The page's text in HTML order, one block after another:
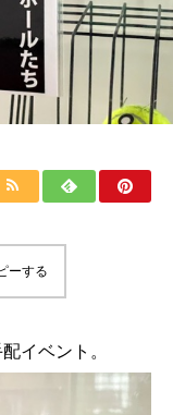
ーする
イベント。